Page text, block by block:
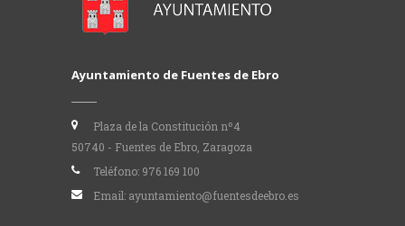
Ayuntamiento de Fuentes de Ebro
Plaza de la Constitución nº4
50740 - Fuentes de Ebro, Zaragoza
Teléfono: 976 169 100
Email: ayuntamiento@fuentesdeebro.es